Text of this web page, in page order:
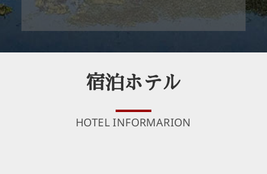
宿泊ホテル
HOTEL INFORMARION